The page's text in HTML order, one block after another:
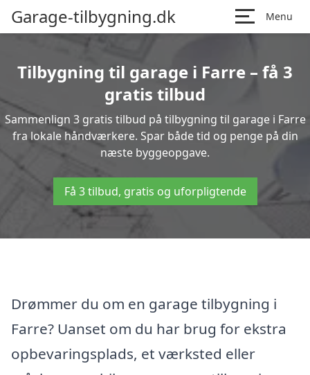
Garage-tilbygning.dk Menu
Tilbygning til garage i Farre – få 3
gratis tilbud
Sammenlign 3 gratis tilbud på tilbygning til garage i Farre
fra lokale håndværkere. Spar både tid og penge på din
næste byggeopgave.
Få 3 tilbud, gratis og uforpligtende
Drømmer du om en garage tilbygning i
Farre? Uanset om du har brug for ekstra
opbevaringsplads, et værksted eller